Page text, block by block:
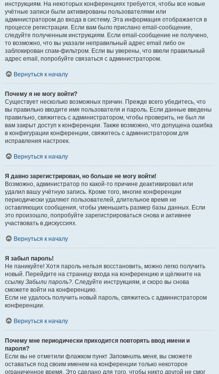
инструкциям. На некоторых конференциях требуется, чтобы все новые
учётные записи были активированы пользователями или
администратором до входа в систему. Эта информация отображается в
процессе регистрации. Если вам было прислано email-сообщение,
следуйте полученным инструкциям. Если email-сообщение не получено,
то возможно, что вы указали неправильный адрес email либо он
заблокирован спам-фильтром. Если вы уверены, что ввели правильный
адрес email, попробуйте связаться с администратором.
Вернуться к началу
Почему я не могу войти?
Существует несколько возможных причин. Прежде всего убедитесь, что
вы правильно вводите имя пользователя и пароль. Если данные введены
правильно, свяжитесь с администратором, чтобы проверить, не был ли
вам закрыт доступ к конференции. Также возможно, что допущена ошибка
в конфигурации конференции, свяжитесь с администратором для
исправления настроек.
Вернуться к началу
Я давно зарегистрирован, но больше не могу войти!
Возможно, администратор по какой-то причине деактивировал или
удалил вашу учётную запись. Кроме того, многие конференции
периодически удаляют пользователей, длительное время не
оставляющих сообщения, чтобы уменьшить размер базы данных. Если
это произошло, попробуйте зарегистрироваться снова и активнее
участвовать в дискуссиях.
Вернуться к началу
Я забыл пароль!
Не паникуйте! Хотя пароль нельзя восстановить, можно легко получить
новый. Перейдите на страницу входа на конференцию и щёлкните на
ссылку Забыли пароль?. Следуйте инструкциям, и скоро вы снова
сможете войти на конференцию.
Если не удалось получить новый пароль, свяжитесь с администратором
конференции.
Вернуться к началу
Почему мне периодически приходится повторять ввод имени и
пароля?
Если вы не отметили флажком пункт Запомнить меня, вы сможете
оставаться под своим именем на конференции только некоторое
ограниченное время. Это сделано для того, чтобы никто другой не смог